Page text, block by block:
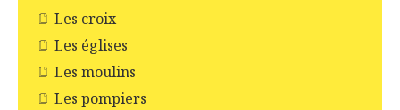
Les croix
Les églises
Les moulins
Les pompiers